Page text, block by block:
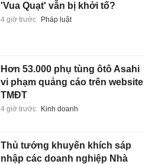
'Vua Quạt' vẫn bị khởi tố?
4 giờ trước Pháp luật
Hơn 53.000 phụ tùng ôtô Asahi
vi phạm quảng cáo trên website
TMĐT
4 giờ trước Kinh doanh
Thủ tướng khuyến khích sáp
nhập các doanh nghiệp Nhà